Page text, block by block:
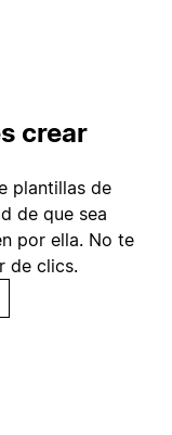
crear
plantillas de
de que sea
por ella. No te
de clics.